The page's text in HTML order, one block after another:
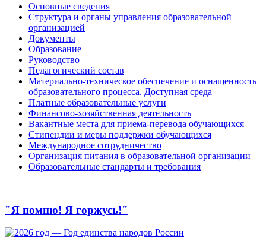
Основные сведения
Структура и органы управления образовательной
организацией
Документы
Образование
Руководство
Педагогический состав
Материально-техническое обеспечение и оснащенность
образовательного процесса. Доступная среда
Платные образовательные услуги
Финансово-хозяйственная деятельность
Вакантные места для приема-перевода обучающихся
Стипендии и меры поддержки обучающихся
Международное сотрудничество
Организация питания в образовательной организации
Образовательные стандарты и требования
"Я помню! Я горжусь!"